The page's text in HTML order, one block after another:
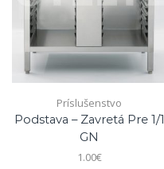
Príslušenstvo
Podstava – Zavretá Pre 1/1
GN
1.00€